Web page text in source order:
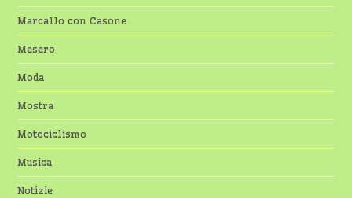
Marcallo con Casone
Mesero
Moda
Mostra
Motociclismo
Musica
Notizie